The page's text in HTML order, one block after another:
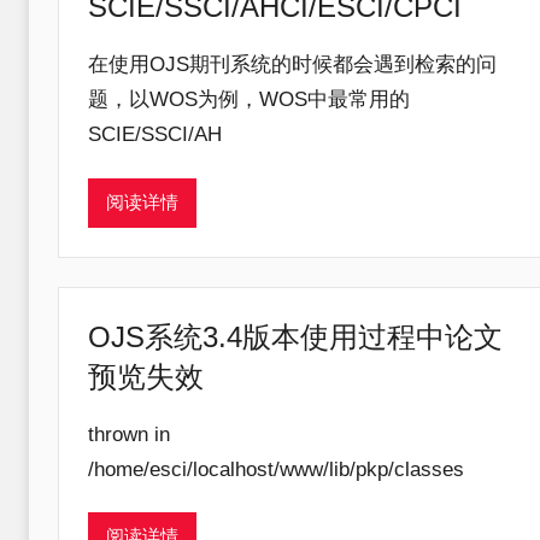
SCIE/SSCI/AHCI/ESCI/CPCI
在使用OJS期刊系统的时候都会遇到检索的问
题，以WOS为例，WOS中最常用的
SCIE/SSCI/AH
阅读详情
OJS系统3.4版本使用过程中论文
预览失效
thrown in
/home/esci/localhost/www/lib/pkp/classes